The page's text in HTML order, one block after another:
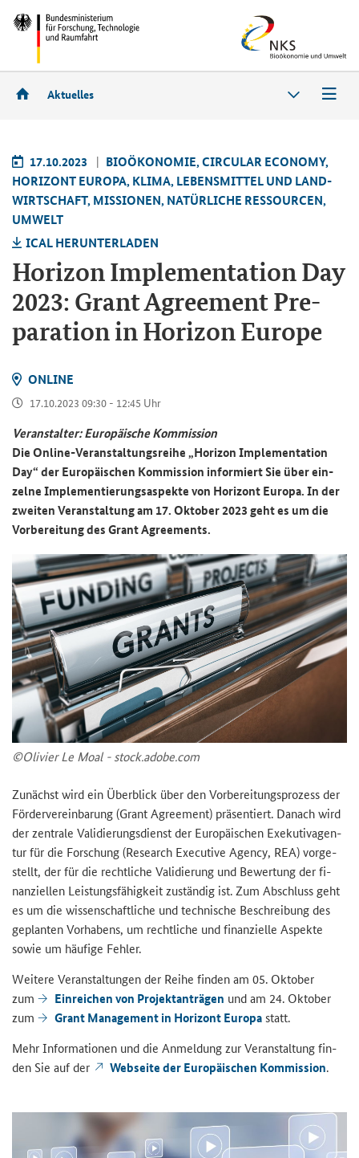
Aktuelles
17.10.2023
BIO­ÖKO­NO­MIE, CIR­CU­LAR ECO­NO­MY,
HO­RI­ZONT EU­RO­PA, KLIMA, LE­BENS­MIT­TEL UND LAND­
WIRT­SCHAFT, MIS­SIO­NEN, NA­TÜR­LI­CHE RES­SOUR­CEN,
UM­WELT
ICAL HER­UN­TER­LA­DEN
Ho­ri­zon Im­ple­men­ta­ti­on Day
2023: Grant Agree­ment Pre­
pa­ra­ti­on in Ho­ri­zon Eu­ro­pe
ON­LINE
17.10.2023 09:30 - 12:45 Uhr
Ver­an­stal­ter: Eu­ro­päi­sche Kom­mis­si­on
Die Online-​Veranstaltungsreihe „Horizon Implementation
Day“ der Eu­ro­päi­schen Kom­mis­si­on in­for­miert Sie über ein­
zel­ne Im­ple­men­tie­rungs­aspek­te von Ho­ri­zont Eu­ro­pa. In der
zwei­ten Ver­an­stal­tung am 17. Ok­to­ber 2023 geht es um die
Vor­be­rei­tung desGrant Agreements.
©Oli­vi­er Le Moal - stock.adobe.com
Zu­nächst wird ein Über­blick über den Vor­be­rei­tungs­pro­zess der
För­der­ver­ein­ba­rung (Grant Agreement) prä­sen­tiert. Da­nach wird
der zen­tra­le Va­li­die­rungs­dienst der Eu­ro­päi­schen Exe­ku­tiv­agen­
tur für die For­schung (Research Executive Agency, REA) vor­ge­
stellt, der für die recht­li­che Va­li­die­rung und Be­wer­tung der fi­
nan­zi­el­len Leis­tungs­fä­hig­keit zu­stän­dig ist. Zum Ab­schluss geht
es um die wis­sen­schaft­li­che und tech­ni­sche Be­schrei­bung des
ge­plan­ten Vor­ha­bens, um recht­li­che und fi­nan­zi­el­le Aspek­te
sowie um häu­fi­ge Feh­ler.
Wei­te­re Ver­an­stal­tun­gen der Reihe fin­den am 05. Ok­to­ber
zum
Ein­rei­chen von Pro­jekt­an­trä­gen und am 24. Ok­to­ber
zum
Grant Ma­nage­ment in Ho­ri­zont Eu­ro­pastatt.
Mehr In­for­ma­tio­nen und die An­mel­dung zur Ver­an­stal­tung fin­
den Sie auf der
Web­sei­te der Eu­ro­päi­schen Kom­mis­si­on.